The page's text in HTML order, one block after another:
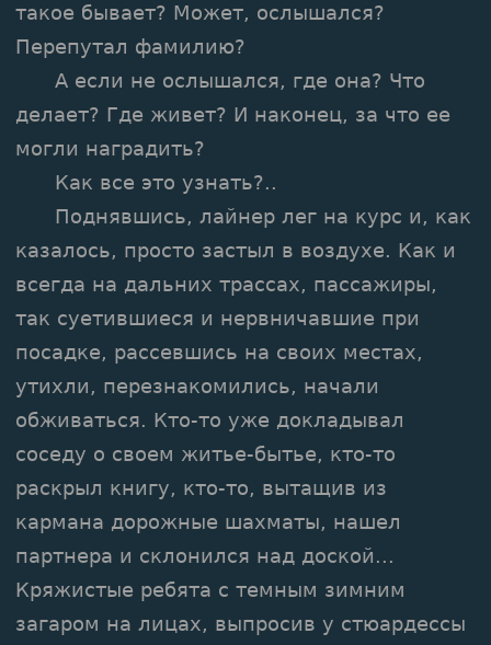
такое бывает? Может, ослышался?
Перепутал фамилию?
А если не ослышался, где она? Что
делает? Где живет? И наконец, за что ее
могли наградить?
Как все это узнать?..
Поднявшись, лайнер лег на курс и, как
казалось, просто застыл в воздухе. Как и
всегда на дальних трассах, пассажиры,
так суетившиеся и нервничавшие при
посадке, рассевшись на своих местах,
утихли, перезнакомились, начали
обживаться. Кто-то уже докладывал
соседу о своем житье-бытье, кто-то
раскрыл книгу, кто-то, вытащив из
кармана дорожные шахматы, нашел
партнера и склонился над доской...
Кряжистые ребята с темным зимним
загаром на лицах, выпросив у стюардессы